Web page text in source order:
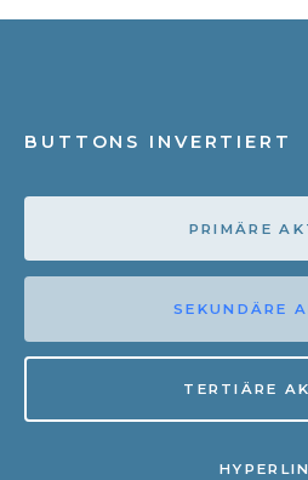
BUTTONS INVERTIERT
PRIMÄRE
SEKUNDÄRE
TERTIÄRE